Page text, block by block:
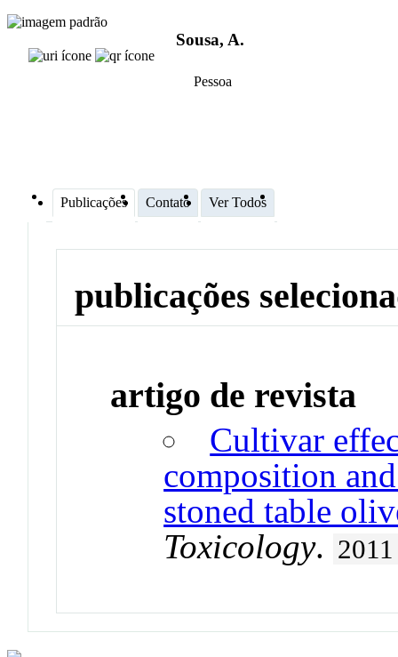
Sousa, A.
Pessoa
Publicações Contato Ver Todos
publicações
artigo de revista
Cultivar
composition
stoned table
Toxicology. 2011